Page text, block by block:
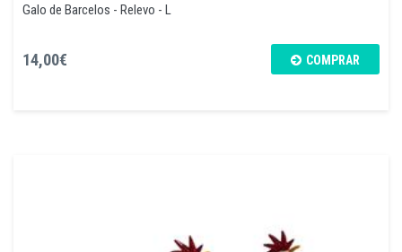
Galo de Barcelos - Relevo - L
14,00€ COMPRAR